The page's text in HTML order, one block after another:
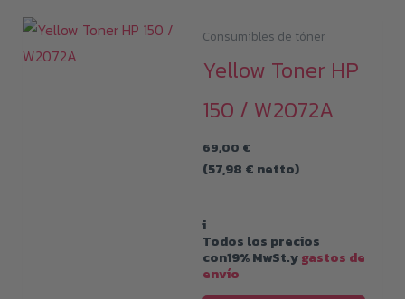
Consumibles de tóner
Yellow Toner HP
150 / W2072A
69,00 €
(57,98 € netto)
i
Todos los precios
con19% MwSt.ygastos de
envío